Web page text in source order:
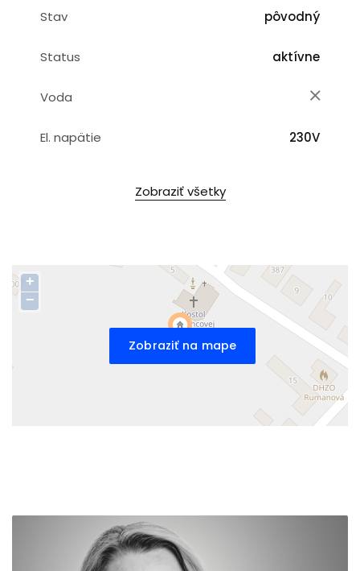
Stav pôvodný
Status aktívne
Voda
El. napätie 230V
Zobraziť všetky
Zobraziť na mape
+
−